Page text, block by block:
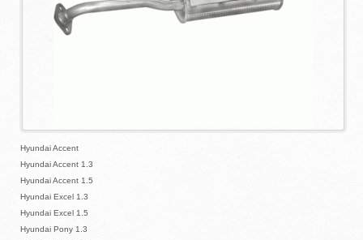
Hyundai Accent
Hyundai Accent 1.3
Hyundai Accent 1.5
Hyundai Excel 1.3
Hyundai Excel 1.5
Hyundai Pony 1.3